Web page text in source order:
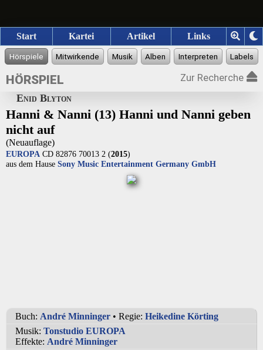
Start Kartei Artikel Links
HÖRSPIEL Zur Recherche
Enid Blyton
Hanni & Nanni (13) Hanni und Nanni geben
nicht auf
(Neuauflage)
EUROPA CD 82876 70013 2 (2015)
aus dem Hause Sony Music Entertainment Germany GmbH
Buch: André Minninger • Regie: Heikedine Körting
Musik: Tonstudio EUROPA
Effekte: André Minninger